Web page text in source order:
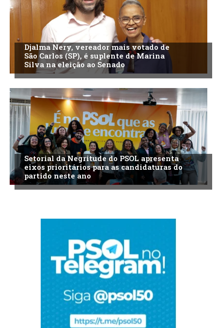
Djalma Nery, vereador mais votado de
São Carlos (SP), é suplente de Marina
Silva na eleição ao Senado
Setorial da Negritude do PSOL apresenta
eixos prioritários para as candidaturas do
partido neste ano